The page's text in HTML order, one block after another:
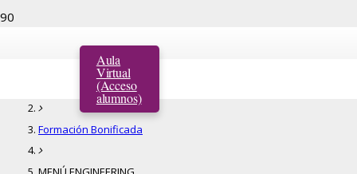
Aula
Virtual
(Acceso
alumnos)
MENÚ ENGINEERING
Formación Bonificada